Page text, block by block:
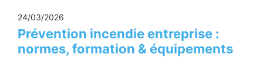
24/03/2026
Prévention incendie entreprise :
normes, formation & équipements